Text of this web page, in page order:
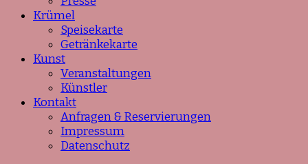
Krümel
Speisekarte
Getränkekarte
Kunst
Veranstaltungen
Künstler
Kontakt
Anfragen & Reservierungen
Impressum
Datenschutz